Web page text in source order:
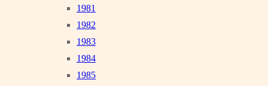
1981
1982
1983
1984
1985